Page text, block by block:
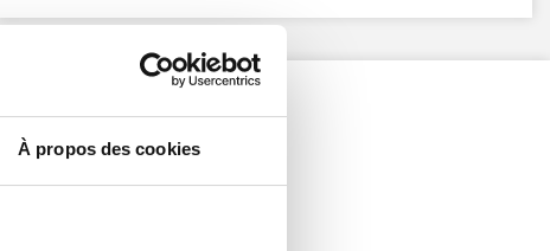
À propos des cookies